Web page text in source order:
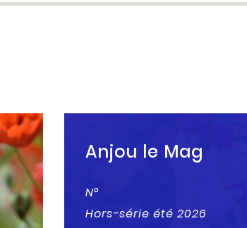
Anjou le Mag
N°
Hors-série été 2026